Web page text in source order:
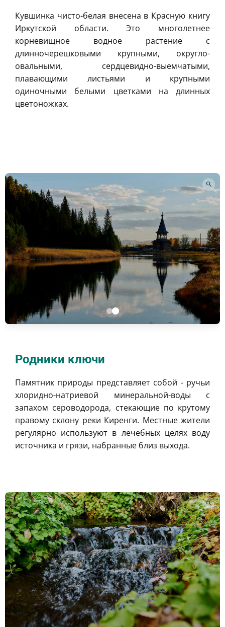
Кувшинка чисто-белая внесена в Красную книгу
Иркутской области. Это многолетнее
корневищное водное растение с
длинночерешковыми крупными, округло-
овальными, сердцевидно-выемчатыми,
плавающими листьями и крупными
одиночными белыми цветками на длинных
цветоножках.
Родники ключи
Памятник природы представляет собой - ручьи
хлоридно-натриевой минеральной-воды с
запахом сероводорода, стекающие по крутому
правому склону реки Киренги. Местные жители
регулярно используют в лечебных целях воду
источника и грязи, набранные близ выхода.